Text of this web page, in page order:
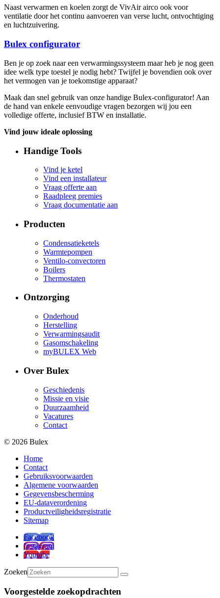
Naast verwarmen en koelen zorgt de VivAir airco ook voor
ventilatie door het continu aanvoeren van verse lucht, ontvochtiging
en luchtzuivering.
Bulex configurator
Ben je op zoek naar een verwarmingssysteem maar heb je nog geen
idee welk type toestel je nodig hebt? Twijfel je bovendien ook over
het vermogen van je toekomstige apparaat?
Maak dan snel gebruik van onze handige Bulex-configurator! Aan
de hand van enkele eenvoudige vragen bezorgen wij jou een
volledige offerte, inclusief BTW en installatie.
Vind jouw ideale oplossing
Handige Tools
Vind je ketel
Vind een installateur
Vraag offerte aan
Raadpleeg premies
Vraag documentatie aan
Producten
Condensatieketels
Warmtepompen
Ventilo-convectoren
Boilers
Thermostaten
Ontzorging
Onderhoud
Herstelling
Verwarmingsaudit
Gasomschakeling
myBULEX Web
Over Bulex
Geschiedenis
Missie en visie
Duurzaamheid
Vacatures
Contact
© 2026 Bulex
Home
Contact
Gebruiksvoorwaarden
Algemene voorwaarden
Gegevensbescherming
EU-dataverordening
Productveiligheidsregistratie
Sitemap
Facebook
Instagram
Youtube
Zoeken
Voorgestelde zoekopdrachten